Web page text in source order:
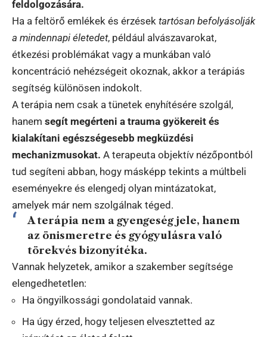
feldolgozására.
Ha a feltörő emlékek és érzések tartósan befolyásolják
a mindennapi életedet, például alvászavarokat,
étkezési problémákat vagy a munkában való
koncentráció nehézségeit okoznak, akkor a terápiás
segítség különösen indokolt.
A terápia nem csak a tünetek enyhítésére szolgál,
hanem segít megérteni a trauma gyökereit és
kialakítani egészségesebb megküzdési
mechanizmusokat. A terapeuta objektív nézőpontból
tud segíteni abban, hogy másképp tekints a múltbeli
eseményekre és elengedj olyan mintázatokat,
amelyek már nem szolgálnak téged.
A terápia nem a gyengeség jele, hanem
az önismeretre és gyógyulásra való
törekvés bizonyítéka.
Vannak helyzetek, amikor a szakember segítsége
elengedhetetlen:
Ha öngyilkossági gondolataid vannak.
Ha úgy érzed, hogy teljesen elvesztetted az